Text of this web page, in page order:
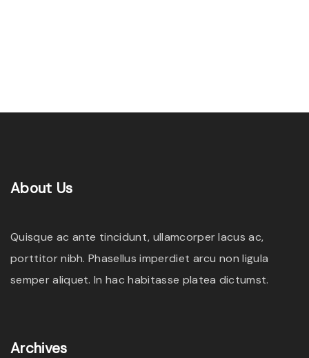
About Us
Quisque ac ante tincidunt, ullamcorper lacus ac,
porttitor nibh. Phasellus imperdiet arcu non ligula
semper aliquet. In hac habitasse platea dictumst.
Archives